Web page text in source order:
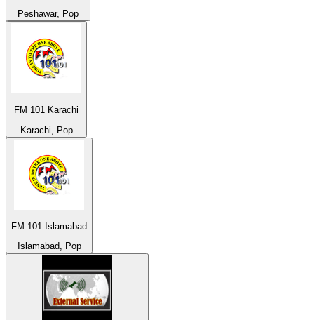
Peshawar, Pop
FM 101 Karachi
Karachi, Pop
FM 101 Islamabad
Islamabad, Pop